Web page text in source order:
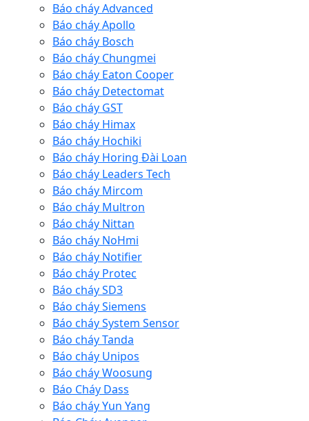
Báo cháy Advanced
Báo cháy Apollo
Báo cháy Bosch
Báo cháy Chungmei
Báo cháy Eaton Cooper
Báo cháy Detectomat
Báo cháy GST
Báo cháy Himax
Báo cháy Hochiki
Báo cháy Horing Đài Loan
Báo cháy Leaders Tech
Báo cháy Mircom
Báo cháy Multron
Báo cháy Nittan
Báo cháy NoHmi
Báo cháy Notifier
Báo cháy Protec
Báo cháy SD3
Báo cháy Siemens
Báo cháy System Sensor
Báo cháy Tanda
Báo cháy Unipos
Báo cháy Woosung
Báo Cháy Dass
Báo cháy Yun Yang